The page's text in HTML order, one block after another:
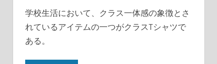
学校生活において、クラス一体感の象徴とさ
れているアイテムの一つがクラスTシャツで
ある。